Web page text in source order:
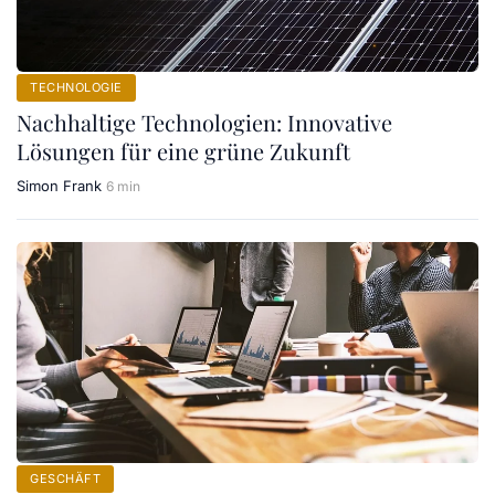
TECHNOLOGIE
Nachhaltige Technologien: Innovative
Lösungen für eine grüne Zukunft
Simon Frank 6 min
GESCHÄFT